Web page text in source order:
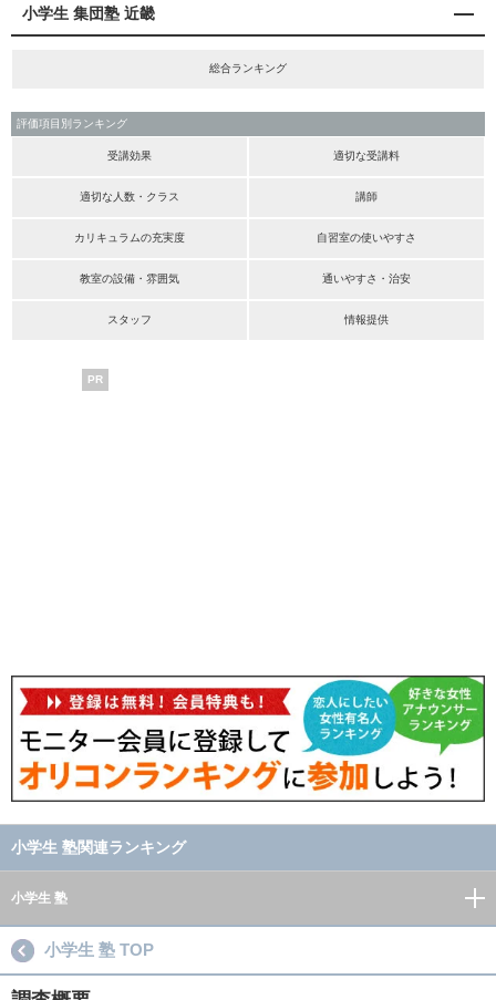
小学生 集団塾 近畿
総合ランキング
評価項目別ランキング
受講効果 適切な受講料
適切な人数・クラス 講師
カリキュラムの充実度 自習室の使いやすさ
教室の設備・雰囲気 通いやすさ・治安
スタッフ 情報提供
PR
小学生 塾関連ランキング
小学生 塾
小学生 塾 TOP